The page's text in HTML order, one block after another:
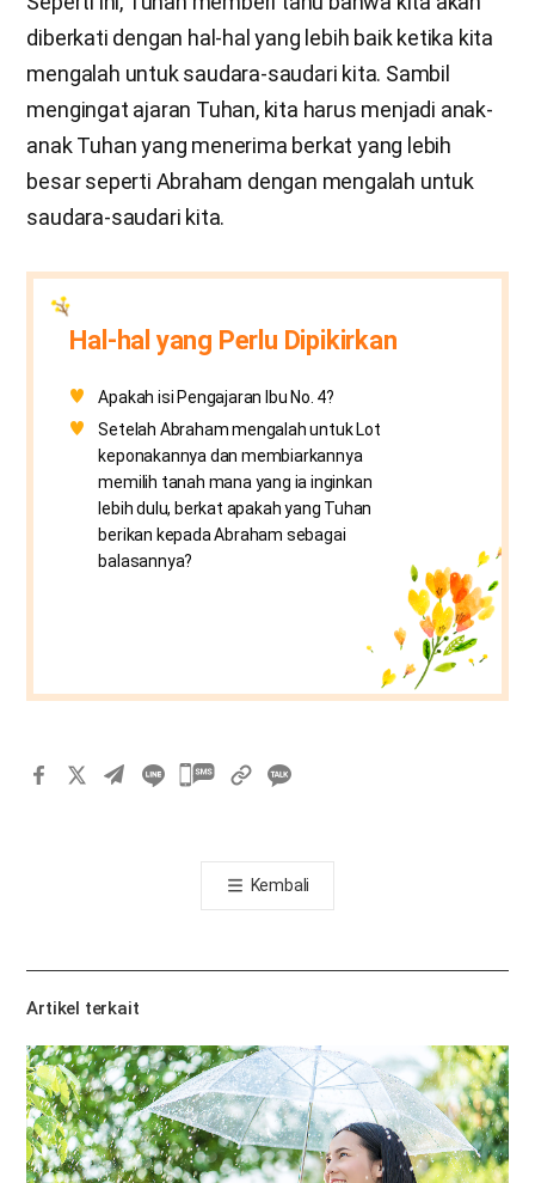
diberkati dengan hal-hal yang lebih baik ketika kita
mengalah untuk saudara-saudari kita. Sambil
mengingat ajaran Tuhan, kita harus menjadi anak-
anak Tuhan yang menerima berkat yang lebih
besar seperti Abraham dengan mengalah untuk
saudara-saudari kita.
Hal-hal yang Perlu Dipikirkan
Apakah isi Pengajaran Ibu No. 4?
Setelah Abraham mengalah untuk Lot
keponakannya dan membiarkannya
memilih tanah mana yang ia inginkan
lebih dulu, berkat apakah yang Tuhan
berikan kepada Abraham sebagai
balasannya?
카
톡
공
기
Kembali
Artikel terkait